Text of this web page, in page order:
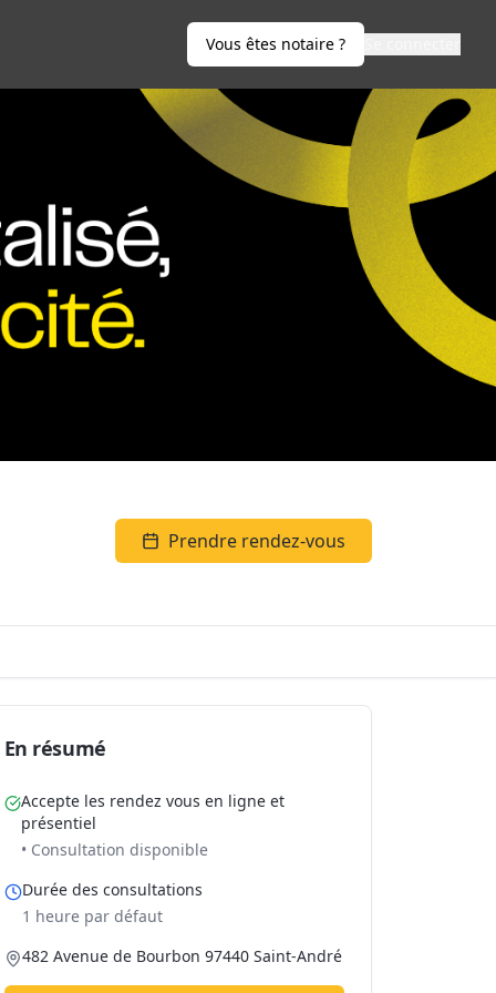
Vous êtes notaire ?
Prendre rendez-vous
En résumé
Accepte les rendez vous en ligne et
présentiel
• Consultation disponible
Durée des consultations
1 heure par défaut
482 Avenue de Bourbon 97440 Saint-André